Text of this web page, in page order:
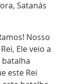
Satanás
Nosso
Ele veio a
batalha
este Rei